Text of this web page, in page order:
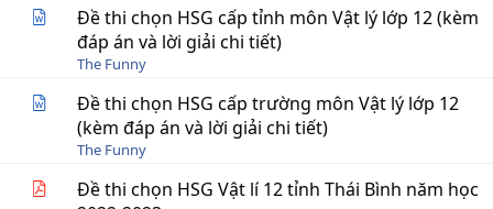
Đề thi chọn HSG cấp tỉnh môn Vật lý lớp 12 (kèm
đáp án và lời giải chi tiết)
The Funny
Đề thi chọn HSG cấp trường môn Vật lý lớp 12
(kèm đáp án và lời giải chi tiết)
The Funny
Đề thi chọn HSG Vật lí 12 tỉnh Thái Bình năm học